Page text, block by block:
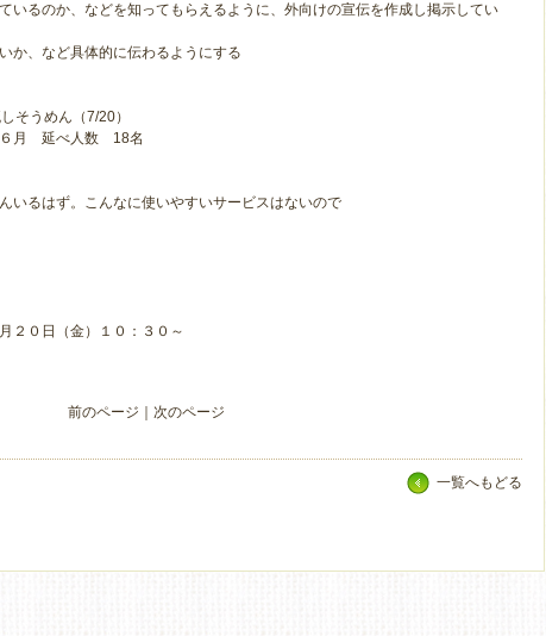
いるのか、などを知ってもらえるように、外向けの宣伝を作成し掲示してい
か、など具体的に伝わるようにする
そうめん（7/20）
６月 延べ人数 18名
いるはず。こんなに使いやすいサービスはないので
０日（金）１０：３０～
前のページ 次のページ
一覧へもどる